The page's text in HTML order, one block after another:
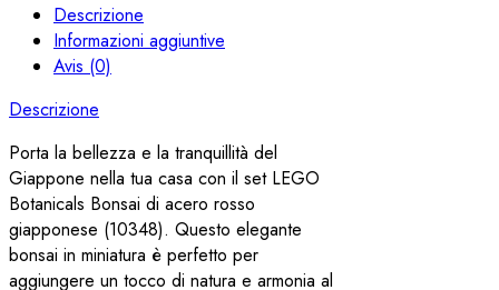
Descrizione
Informazioni aggiuntive
Avis (0)
Descrizione
Porta la bellezza e la tranquillità del
Giappone nella tua casa con il set LEGO
Botanicals Bonsai di acero rosso
giapponese (10348). Questo elegante
bonsai in miniatura è perfetto per
aggiungere un tocco di natura e armonia al